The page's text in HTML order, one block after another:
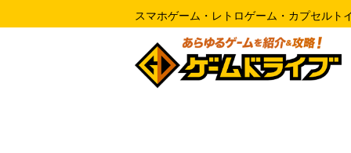
スマホゲーム・レトロゲーム・カプセルト